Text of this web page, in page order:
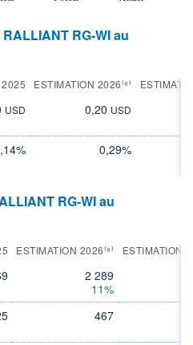
RG-WI au
2025 ESTIMATION 2026⁽⁸⁾
USD 0,20 USD
0,29%
RG-WI au
ESTIMATION 2026⁽⁸⁾ ESTIMATION
2 289
11%
467